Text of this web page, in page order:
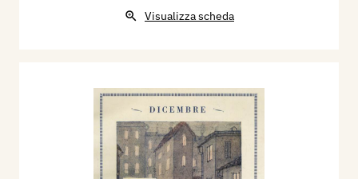
Visualizza scheda